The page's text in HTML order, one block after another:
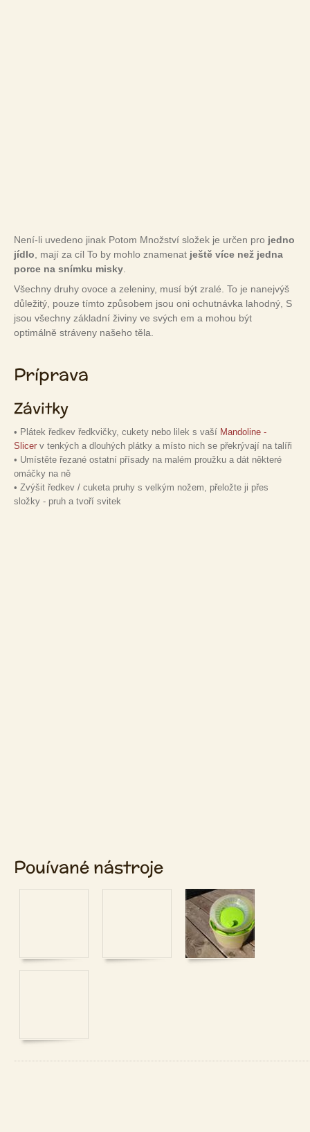
Není-li uvedeno jinak Potom Množství složek je určen pro jedno
jídlo , mají za cíl To by mohlo znamenat ještě více než jedna
porce na snímku misky
Všechny druhy ovoce a zeleniny, musí být zralé. To je nanejvýš
důležitý, pouze tímto způsobem jsou oni ochutnávka lahodný, S
jsou všechny základní živiny ve svých em a mohou být
optimálně stráveny našeho těla.
Príprava
Závitky
• Plátek ředkev ředkvičky, cukety nebo lilek s vaší Mandoline -
Slicer v tenkých a dlouhých plátky a místo nich se překrývají na talíři
• Umístěte řezané ostatní přísady na malém proužku a dát některé
omáčky na ně
• Zvýšit ředkev / cuketa pruhy s velkým nožem, přeložte ji přes
složky - pruh a tvoří svitek
Pouívané nástroje